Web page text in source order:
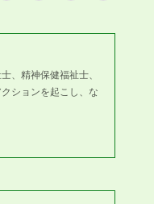
、精神保健福祉士、
ションを起こし、な